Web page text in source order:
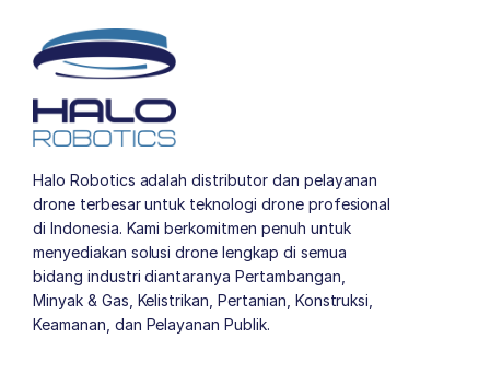
Halo Robotics adalah distributor dan pelayanan
drone terbesar untuk teknologi drone profesional
di Indonesia. Kami berkomitmen penuh untuk
menyediakan solusi drone lengkap di semua
bidang industri diantaranya Pertambangan,
Minyak & Gas, Kelistrikan, Pertanian, Konstruksi,
Keamanan, dan Pelayanan Publik.